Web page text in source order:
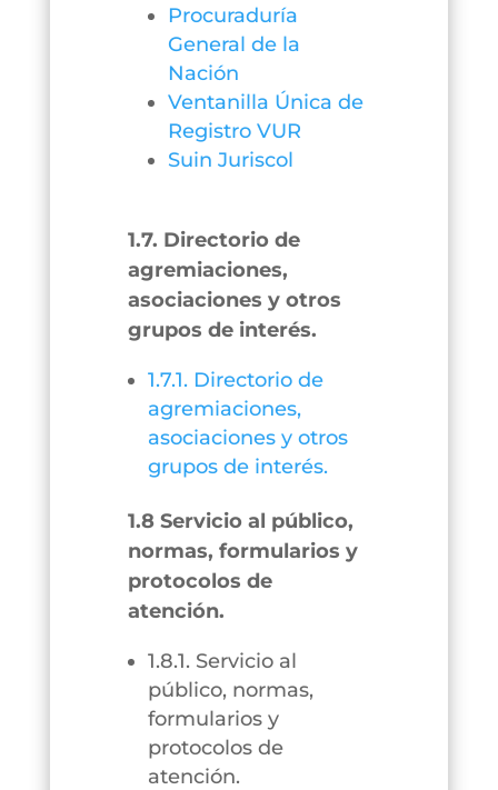
Procuraduría
General de la
Nación
Ventanilla Única de
Registro VUR
Suin Juriscol
1.7. Directorio de
agremiaciones,
asociaciones y otros
grupos de interés.
1.7.1. Directorio de
agremiaciones,
asociaciones y otros
grupos de interés.
1.8 Servicio al público,
normas, formularios y
protocolos de
atención.
1.8.1. Servicio al
público, normas,
formularios y
protocolos de
atención.